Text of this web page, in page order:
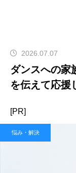
2026.07.07
ダンスへの家
を伝えて応援
[PR]
悩み・解決